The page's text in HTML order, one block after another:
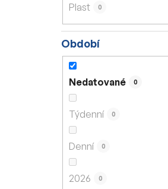
Plast 0
Období
Nedatované 0
Týdenní 0
Denní 0
2026 0